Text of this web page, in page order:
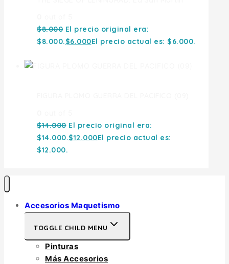
$8.000 El precio original era:
$8.000.$6.000El precio actual es: $6.000.
$14.000 El precio original era:
$14.000.$12.000El precio actual es:
$12.000.
Accesorios Maquetismo
TOGGLE CHILD MENU
Pinturas
Más Accesorios